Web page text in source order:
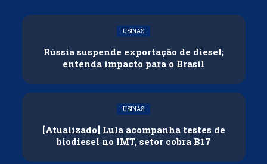
USINAS
Rússia suspende exportação de diesel;
entenda impacto para o Brasil
USINAS
[Atualizado] Lula acompanha testes de
biodiesel no IMT, setor cobra B17